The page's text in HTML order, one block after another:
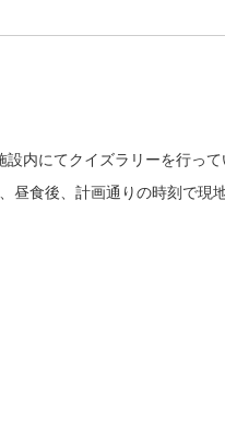
内にてクイズラリーを行って
食後、計画通りの時刻で現